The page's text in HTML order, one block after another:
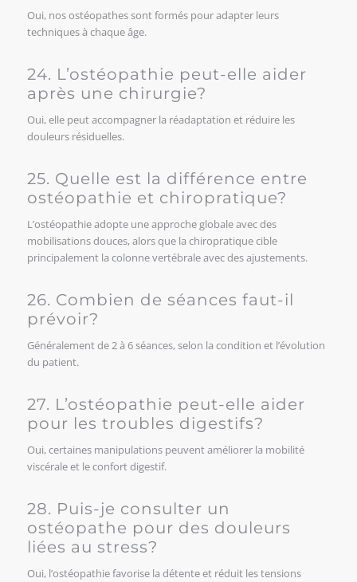
Oui, nos ostéopathes sont formés pour adapter leurs
techniques à chaque âge.
24. L’ostéopathie peut-elle aider
après une chirurgie?
Oui, elle peut accompagner la réadaptation et réduire les
douleurs résiduelles.
25. Quelle est la différence entre
ostéopathie et chiropratique?
L’ostéopathie adopte une approche globale avec des
mobilisations douces, alors que la chiropratique cible
principalement la colonne vertébrale avec des ajustements.
26. Combien de séances faut-il
prévoir?
Généralement de 2 à 6 séances, selon la condition et l’évolution
du patient.
27. L’ostéopathie peut-elle aider
pour les troubles digestifs?
Oui, certaines manipulations peuvent améliorer la mobilité
viscérale et le confort digestif.
28. Puis-je consulter un
ostéopathe pour des douleurs
liées au stress?
Oui, l’ostéopathie favorise la détente et réduit les tensions